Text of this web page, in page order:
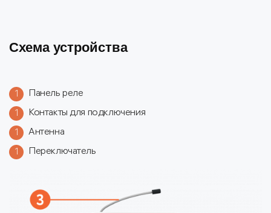
Схема устройства
1
Панель реле
1
Контакты для подключения
1
Антенна
1
Переключатель